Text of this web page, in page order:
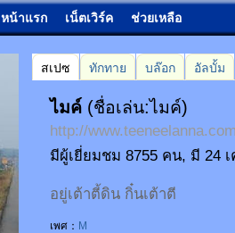
หน้าแรก เน็ตเวิร์ค ช่วยเหลือ
สเปซ ทักทาย บล๊อก อัลบั้ม
ไมค์ (ชื่อเล่น:ไมค์)
http://
มีผู้เยี่ยมชม 8755 คน, มี 24
อยู่เต้าตี้ดิน กิ๋นเต้าตี
เพศ： M